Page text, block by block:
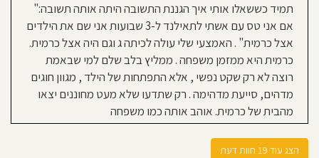
תמיד כששאלו אותי איך הגננת התשובה היתה אותה תשובה:"
אם אני טס עם אשתי לתאילנד ל-3 שבועות אני שם את הילדים
אצל כרמית" . האמצעי שלי עולה לכיתה ג וגם היה אצל כרמית.
כרמית היא ממזמן משפחה . ממליץ בלב שלם למי שבאמת
רוצה לא רק שקט נפשי , אלא התפתחות של הילד , מגוון חוגים
מדהים, סייעת מדהימה . רק שתדעו שלא מעט מחוננים יצאו
מהבית של כרמית. אוהב אותה כמו משפחה
הצג עוד 19 חוות דעת
18-01-2023
Kineret Zadik
Schwimmer
אמא לילד/ה בגן בשנת 2022-
2023
הבית של כרמית זה מקום מיוחד